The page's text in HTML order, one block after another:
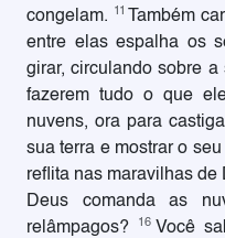
congelam. 11
Também
entre elas espalha os
girar, circulando sobre
fazerem tudo o que
nuvens, ora para
sua terra e mostrar o seu
reflita nas maravilhas de
Deus comanda as
relâmpagos?
16 Você